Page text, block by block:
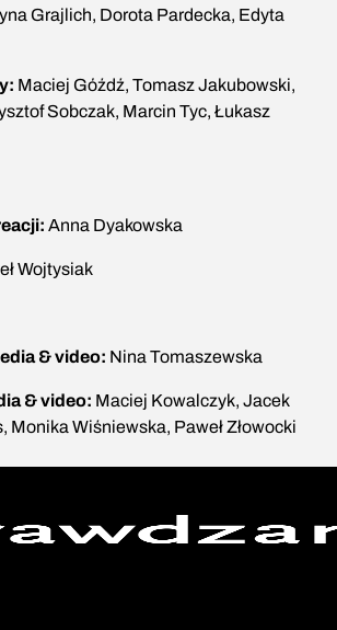
Grajlich, Dorota Pardecka, Edyta
Maciej Góźdź, Tomasz Jakubowski,
Sobczak, Marcin Tyc, Łukasz
Anna Dyakowska
Wojtysiak
& video: Nina Tomaszewska
& video: Maciej Kowalczyk, Jacek
Monika Wiśniewska, Paweł Złowocki